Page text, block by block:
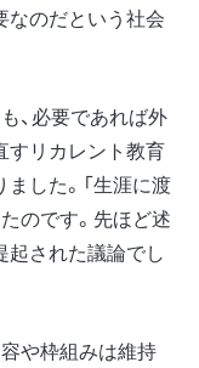
なのだという社会
、必要であれば外
すリカレント教育
した。「生涯に渡
のです。先ほど述
された議論でし
や枠組みは維持